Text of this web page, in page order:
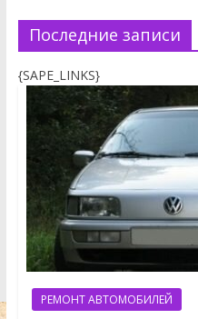
Последние записи
{SAPE_LINKS}
РЕМОНТ АВТОМОБИЛЕЙ